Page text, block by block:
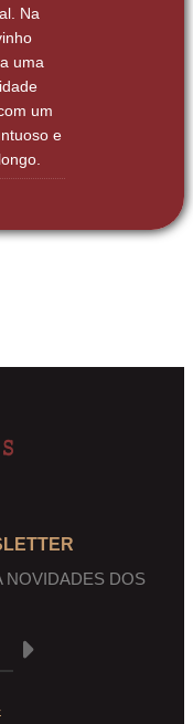
Na
uma
um
e
NOVIDADES DOS